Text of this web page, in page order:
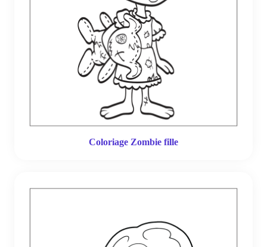
Coloriage Zombie fille